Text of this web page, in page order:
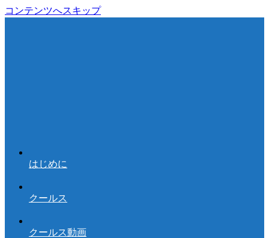
コンテンツへスキップ
はじめに
クールス
クールス動画